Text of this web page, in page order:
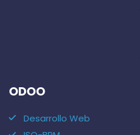
ODOO
Desarrollo Web